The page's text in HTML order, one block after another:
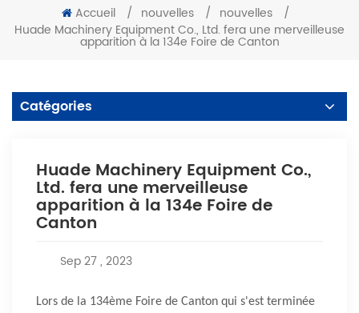
Accueil / nouvelles / nouvelles
/
Huade Machinery Equipment Co., Ltd. fera une merveilleuse
apparition à la 134e Foire de Canton
Catégories
Huade Machinery Equipment Co.,
Ltd. fera une merveilleuse
apparition à la 134e Foire de
Canton
Sep 27 , 2023
Lors de la 134ème Foire de Canton qui s'est terminée